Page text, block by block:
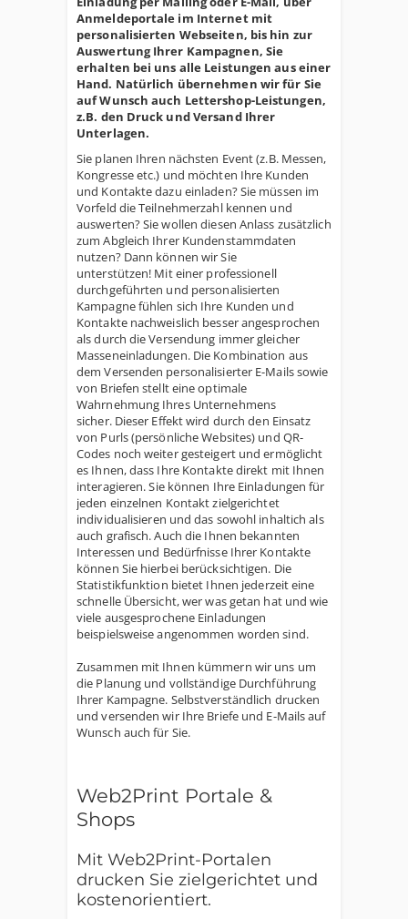
Anmeldeportale im Internet mit
personalisierten Webseiten, bis hin zur
Auswertung Ihrer Kampagnen, Sie
erhalten bei uns alle Leistungen aus einer
Hand. Natürlich übernehmen wir für Sie
auf Wunsch auch Lettershop-Leistungen,
z.B. den Druck und Versand Ihrer
Unterlagen.
Sie planen Ihren nächsten Event (z.B. Messen,
Kongresse etc.) und möchten Ihre Kunden
und Kontakte dazu einladen? Sie müssen im
Vorfeld die Teilnehmerzahl kennen und
auswerten? Sie wollen diesen Anlass zusätzlich
zum Abgleich Ihrer Kundenstammdaten
nutzen? Dann können wir Sie
unterstützen! Mit einer professionell
durchgeführten und personalisierten
Kampagne fühlen sich Ihre Kunden und
Kontakte nachweislich besser angesprochen
als durch die Versendung immer gleicher
Masseneinladungen. Die Kombination aus
dem Versenden personalisierter E-Mails sowie
von Briefen stellt eine optimale
Wahrnehmung Ihres Unternehmens
sicher. Dieser Effekt wird durch den Einsatz
von Purls (persönliche Websites) und QR-
Codes noch weiter gesteigert und ermöglicht
es Ihnen, dass Ihre Kontakte direkt mit Ihnen
interagieren. Sie können Ihre Einladungen für
jeden einzelnen Kontakt zielgerichtet
individualisieren und das sowohl inhaltich als
auch grafisch. Auch die Ihnen bekannten
Interessen und Bedürfnisse Ihrer Kontakte
können Sie hierbei berücksichtigen. Die
Statistikfunktion bietet Ihnen jederzeit eine
schnelle Übersicht, wer was getan hat und wie
viele ausgesprochene Einladungen
beispielsweise angenommen worden sind.
Zusammen mit Ihnen kümmern wir uns um
die Planung und vollständige Durchführung
Ihrer Kampagne. Selbstverständlich drucken
und versenden wir Ihre Briefe und E-Mails auf
Wunsch auch für Sie.
Web2Print Portale &
Shops
Mit Web2Print-Portalen
drucken Sie zielgerichtet und
kostenorientiert.